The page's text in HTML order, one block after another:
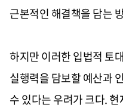
근본적인 해결책을 담는
하지만 이러한 입법적 토
실행력을 담보할 예산과
수 있다는 우려가 크다.